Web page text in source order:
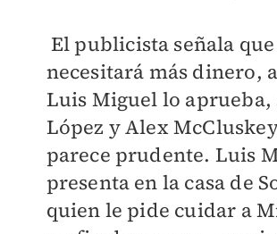
El publicista señala que
necesitará más dinero,
Luis Miguel lo aprueba,
López y Alex
parece prudente. Luis
presenta en la casa de
quien le pide cuidar a